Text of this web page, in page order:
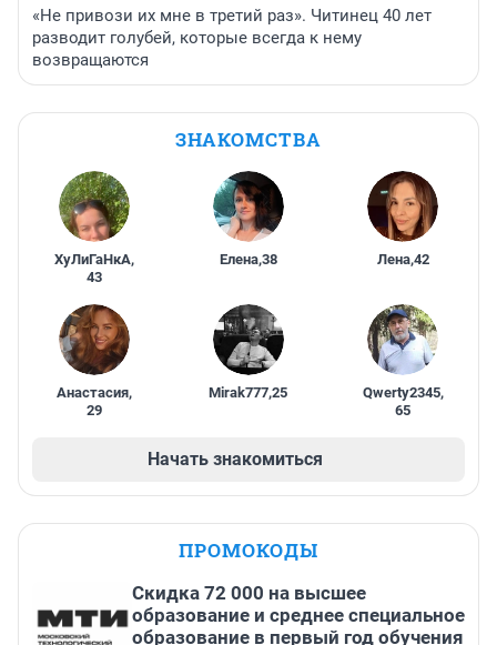
«Не привози их мне в третий раз». Читинец 40 лет
разводит голубей, которые всегда к нему
возвращаются
ЗНАКОМСТВА
ХуЛиГаНкА,
43
Елена,38 Лена,42
Анастасия,
29
Mirak777,25 Qwerty2345,
65
Начать знакомиться
ПРОМОКОДЫ
Скидка 72 000 на высшее
образование и среднее специальное
образование в первый год обучения